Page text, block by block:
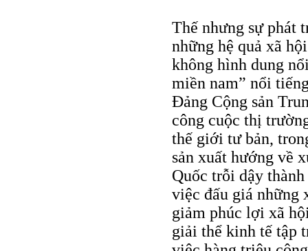
Thế nhưng sự phát
những hệ quả xã
không hình dung
miền nam” nổi
Ðảng Cộng sản
công cuộc thị
thế giới tư bản,
sản xuất hướng về
Quốc trỗi dậy
việc đấu giá những
giảm phúc lợi xã
giải thể kinh tế tập